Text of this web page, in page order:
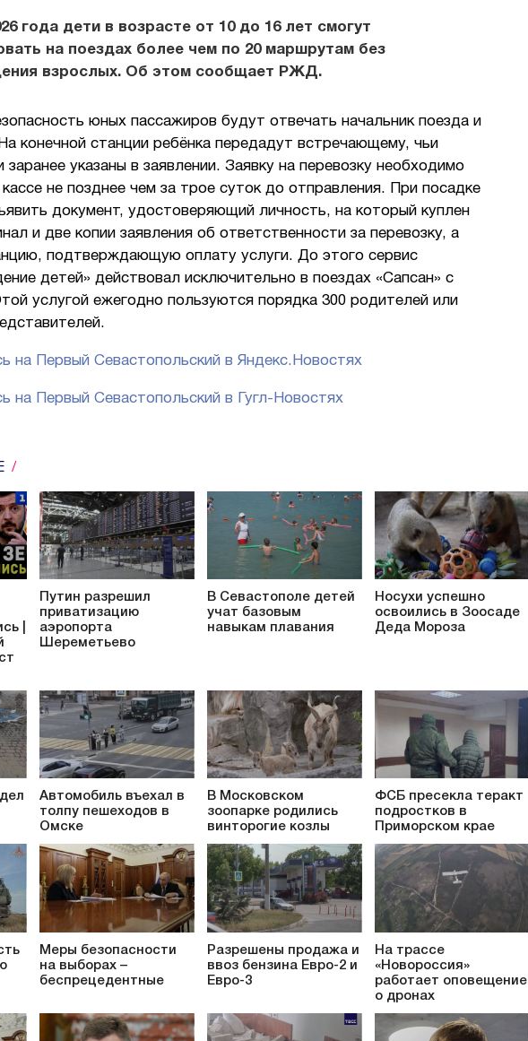
года дети в возрасте от 10 до 16 лет смогут
на поездах более чем по 20 маршрутам без
взрослых. Об этом сообщает РЖД.
юных пассажиров будут отвечать начальник поезда и
конечной станции ребёнка передадут встречающему, чьи
заранее указаны в заявлении. Заявку на перевозку необходимо
не позднее чем за трое суток до отправления. При посадке
документ, удостоверяющий личность, на который куплен
и две копии заявления об ответственности за перевозку, а
подтверждающую оплату услуги. До этого сервис
детей» действовал исключительно в поездах «Сапсан» с
услугой ежегодно пользуются порядка 300 родителей или
на Первый Севастопольский в Яндекс.Новостях
на Первый Севастопольский в Гугл-Новостях
|
Путин разрешил
приватизацию
аэропорта
Шереметьево
В Севастополе детей
учат базовым
навыкам плавания
Носухи успешно
освоились в Зоосаде
Деда Мороза
Автомобиль въехал в
толпу пешеходов в
Омске
В Московском
зоопарке родились
винторогие козлы
ФСБ пресекла теракт
подростков в
Приморском крае
Меры безопасности
на выборах –
беспрецедентные
Разрешены продажа и
ввоз бензина Евро-2 и
Евро-3
На трассе
«Новороссия»
работает оповещение
о дронах